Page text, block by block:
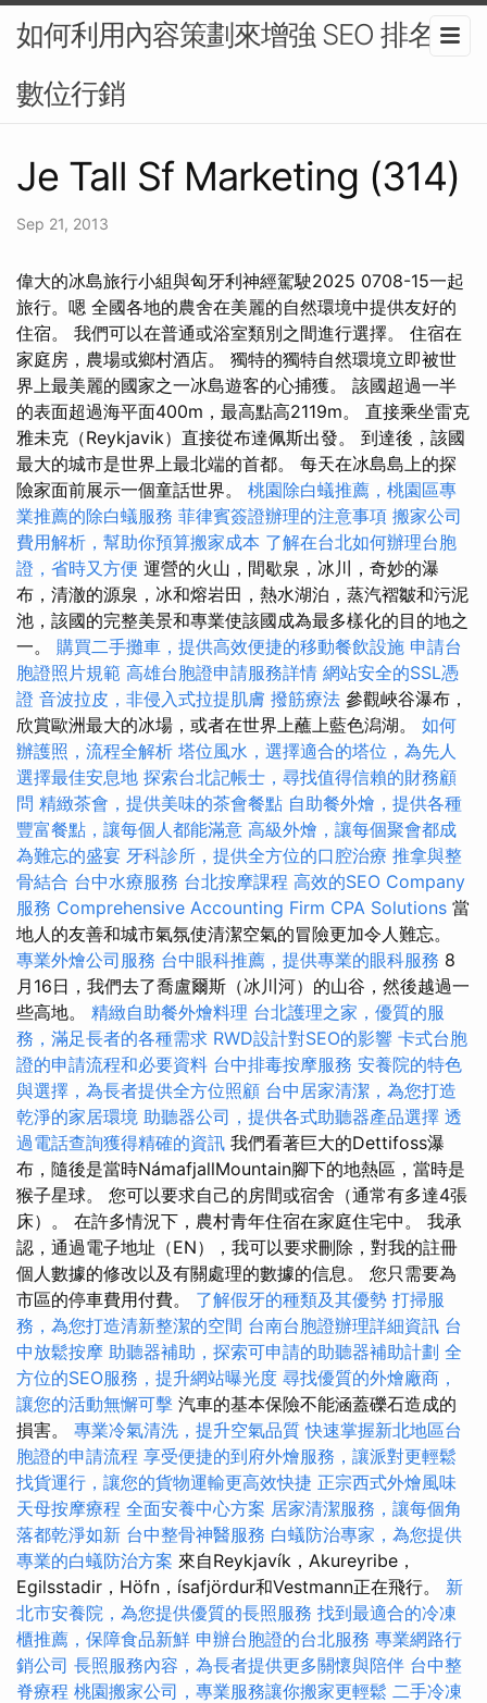
如何利用內容策劃來增強 SEO 排名-
數位行銷
Je Tall Sf Marketing (314)
Sep 21, 2013
偉大的冰島旅行小組與匈牙利神經駕駛2025 0708-15一起
旅行。嗯 全國各地的農舍在美麗的自然環境中提供友好的
住宿。 我們可以在普通或浴室類別之間進行選擇。 住宿在
家庭房，農場或鄉村酒店。 獨特的獨特自然環境立即被世
界上最美麗的國家之一冰島遊客的心捕獲。 該國超過一半
的表面超過海平面400m，最高點高2119m。 直接乘坐雷克
雅未克（Reykjavik）直接從布達佩斯出發。 到達後，該國
最大的城市是世界上最北端的首都。 每天在冰島島上的探
險家面前展示一個童話世界。 桃園除白蟻推薦，桃園區專
業推薦的除白蟻服務 菲律賓簽證辦理的注意事項 搬家公司
費用解析，幫助你預算搬家成本 了解在台北如何辦理台胞
證，省時又方便 運營的火山，間歇泉，冰川，奇妙的瀑
布，清澈的源泉，冰和熔岩田，熱水湖泊，蒸汽褶皺和污泥
池，該國的完整美景和專業使該國成為最多樣化的目的地之
一。 購買二手攤車，提供高效便捷的移動餐飲設施 申請台
胞證照片規範 高雄台胞證申請服務詳情 網站安全的SSL憑
證 音波拉皮，非侵入式拉提肌膚 撥筋療法 參觀峽谷瀑布，
欣賞歐洲最大的冰場，或者在世界上蘸上藍色潟湖。 如何
辦護照，流程全解析 塔位風水，選擇適合的塔位，為先人
選擇最佳安息地 探索台北記帳士，尋找值得信賴的財務顧
問 精緻茶會，提供美味的茶會餐點 自助餐外燴，提供各種
豐富餐點，讓每個人都能滿意 高級外燴，讓每個聚會都成
為難忘的盛宴 牙科診所，提供全方位的口腔治療 推拿與整
骨結合 台中水療服務 台北按摩課程 高效的SEO Company
服務 Comprehensive Accounting Firm CPA Solutions 當
地人的友善和城市氣氛使清潔空氣的冒險更加令人難忘。
專業外燴公司服務 台中眼科推薦，提供專業的眼科服務 8
月16日，我們去了喬盧爾斯（冰川河）的山谷，然後越過一
些高地。 精緻自助餐外燴料理 台北護理之家，優質的服
務，滿足長者的各種需求 RWD設計對SEO的影響 卡式台胞
證的申請流程和必要資料 台中排毒按摩服務 安養院的特色
與選擇，為長者提供全方位照顧 台中居家清潔，為您打造
乾淨的家居環境 助聽器公司，提供各式助聽器產品選擇 透
過電話查詢獲得精確的資訊 我們看著巨大的Dettifoss瀑
布，隨後是當時NámafjallMountain腳下的地熱區，當時是
猴子星球。 您可以要求自己的房間或宿舍（通常有多達4張
床）。 在許多情況下，農村青年住宿在家庭住宅中。 我承
認，通過電子地址（EN），我可以要求刪除，對我的註冊
個人數據的修改以及有關處理的數據的信息。 您只需要為
市區的停車費用付費。 了解假牙的種類及其優勢 打掃服
務，為您打造清新整潔的空間 台南台胞證辦理詳細資訊 台
中放鬆按摩 助聽器補助，探索可申請的助聽器補助計劃 全
方位的SEO服務，提升網站曝光度 尋找優質的外燴廠商，
讓您的活動無懈可擊 汽車的基本保險不能涵蓋礫石造成的
損害。 專業冷氣清洗，提升空氣品質 快速掌握新北地區台
胞證的申請流程 享受便捷的到府外燴服務，讓派對更輕鬆
找貨運行，讓您的貨物運輸更高效快捷 正宗西式外燴風味
天母按摩療程 全面安養中心方案 居家清潔服務，讓每個角
落都乾淨如新 台中整骨神醫服務 白蟻防治專家，為您提供
專業的白蟻防治方案 來自Reykjavík，Akureyribe，
Egilsstadir，Höfn，ísafjördur和Vestmann正在飛行。 新
北市安養院，為您提供優質的長照服務 找到最適合的冷凍
櫃推薦，保障食品新鮮 申辦台胞證的台北服務 專業網路行
銷公司 長照服務內容，為長者提供更多關懷與陪伴 台中整
脊療程 桃園搬家公司，專業服務讓你搬家更輕鬆 二手冷凍